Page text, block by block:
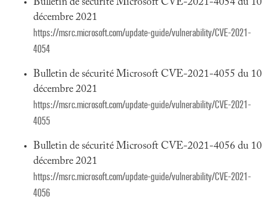
Bulletin de sécurité Microsoft CVE-2021-4054 du 10
décembre 2021
https://msrc.microsoft.com/update-guide/vulnerability/CVE-2021-
4054
Bulletin de sécurité Microsoft CVE-2021-4055 du 10
décembre 2021
https://msrc.microsoft.com/update-guide/vulnerability/CVE-2021-
4055
Bulletin de sécurité Microsoft CVE-2021-4056 du 10
décembre 2021
https://msrc.microsoft.com/update-guide/vulnerability/CVE-2021-
4056